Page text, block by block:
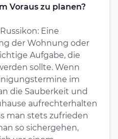
Voraus zu planen?
Eine
der Wohnung oder
Aufgabe, die
sollte. Wenn
im
die Sauberkeit und
aufrechterhalten
man stets zufrieden
so sichergehen,